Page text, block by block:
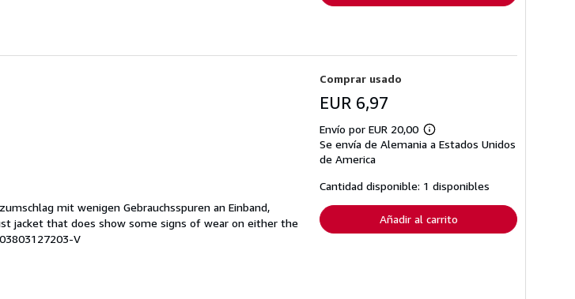
mit wenigen Gebrauchsspuren an Einband,
jacket that does show some signs of wear on either the
V
Comprar usado
EUR 6,97
Envío por EUR 20,00
Más
información
tarifas
de
envío
Se envía de Alemania a Estados Unidos
de America
Cantidad disponible: 1 disponibles
Añadir al carrito